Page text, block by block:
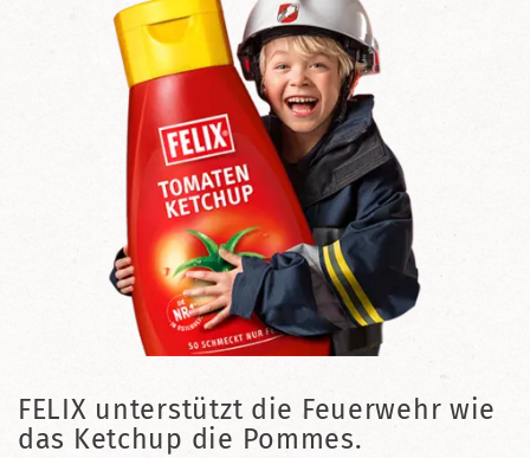
FELIX unterstützt die Feuerwehr wie
das Ketchup die Pommes.